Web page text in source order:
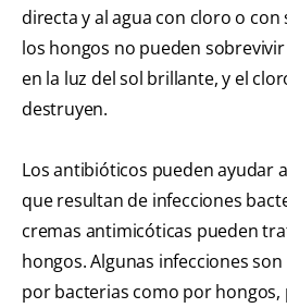
directa y al agua con cloro o con
los hongos no pueden
en la luz del sol brillante, y el
destruyen.
Los antibióticos pueden ayudar
que resultan de infecciones
cremas antimicóticas pueden
hongos. Algunas infecciones
por bacterias como por hongos,